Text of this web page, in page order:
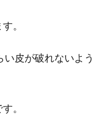
ス脂肪酸の規制が始
取り組み
身体に悪い、心臓病のリス
。
皮が破れないよう
。